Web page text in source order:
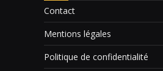
Contact
Mentions légales
Politique de confidentialité